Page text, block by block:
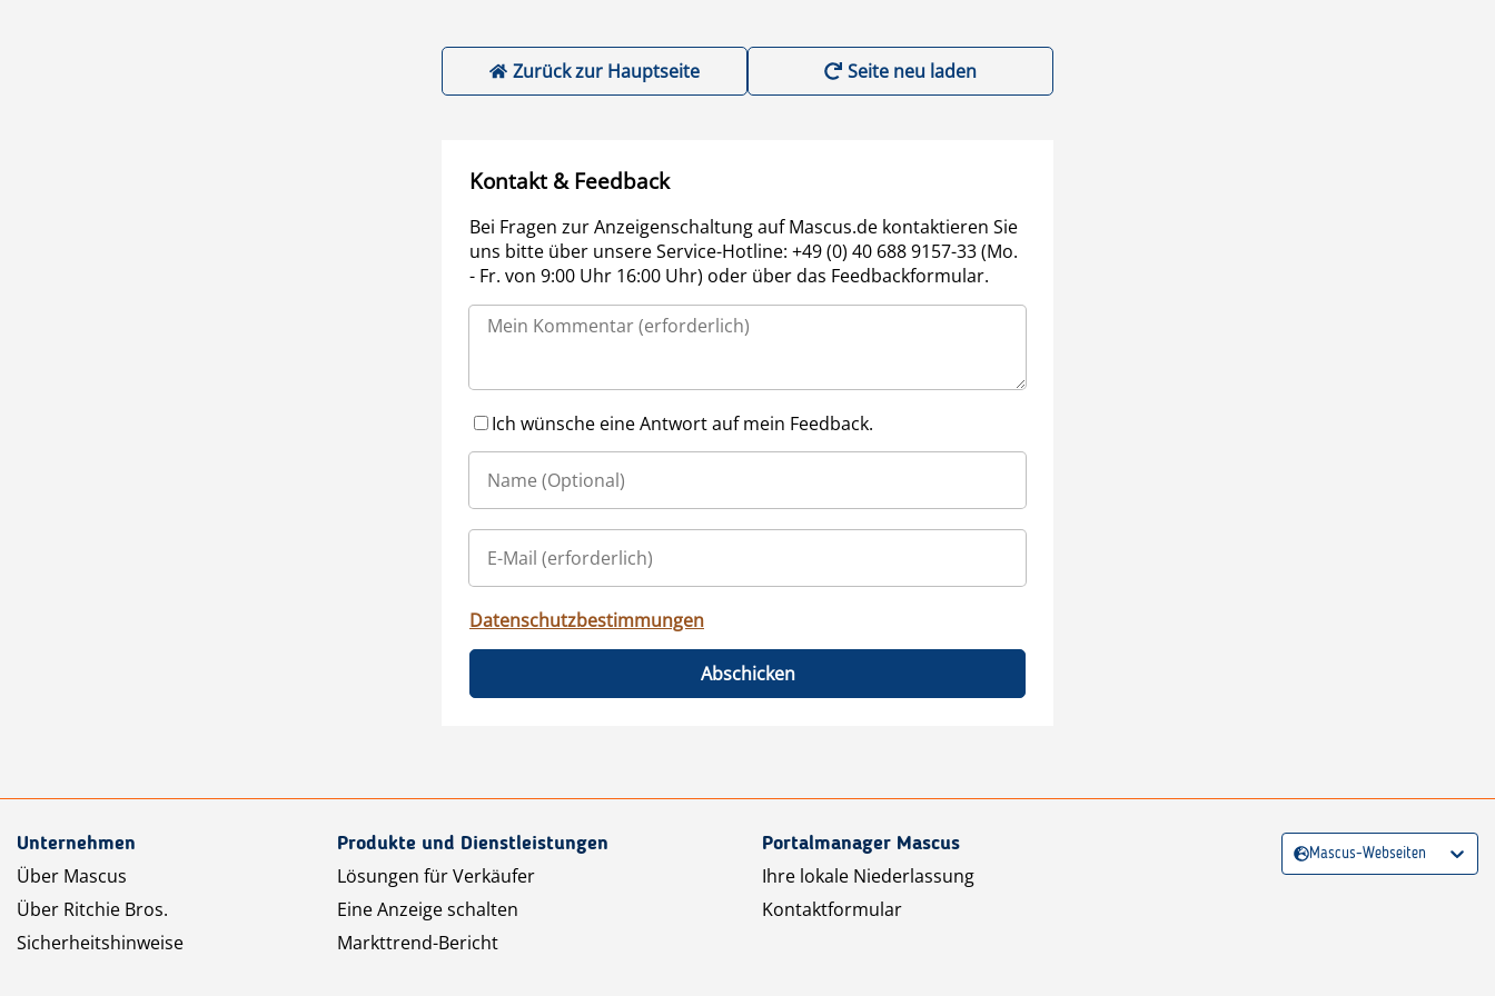
Zurück zur Hauptseite Seite neu laden
Kontakt & Feedback
Bei Fragen zur Anzeigenschaltung auf Mascus.de kontaktieren Sie
uns bitte über unsere Service-Hotline: +49 (0) 40 688 9157-33 (Mo.
- Fr. von 9:00 Uhr 16:00 Uhr) oder über das Feedbackformular.
Ich wünsche eine Antwort auf mein Feedback.
Datenschutzbestimmungen
Abschicken
Unternehmen
Über Mascus
Über Ritchie Bros.
Sicherheitshinweise
Produkte und Dienstleistungen
Lösungen für Verkäufer
Eine Anzeige schalten
Markttrend-Bericht
Portalmanager Mascus
Ihre lokale Niederlassung
Kontaktformular
Mascus-Webseiten